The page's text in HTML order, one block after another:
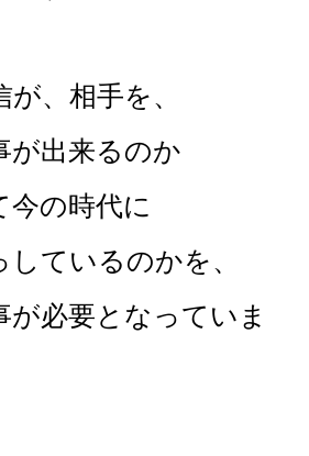
、相手を、
が出来るのか
今の時代に
ているのかを、
必要となっていま